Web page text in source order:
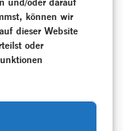
können wir
dieser Website
oder